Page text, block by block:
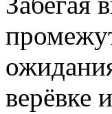
верёвке